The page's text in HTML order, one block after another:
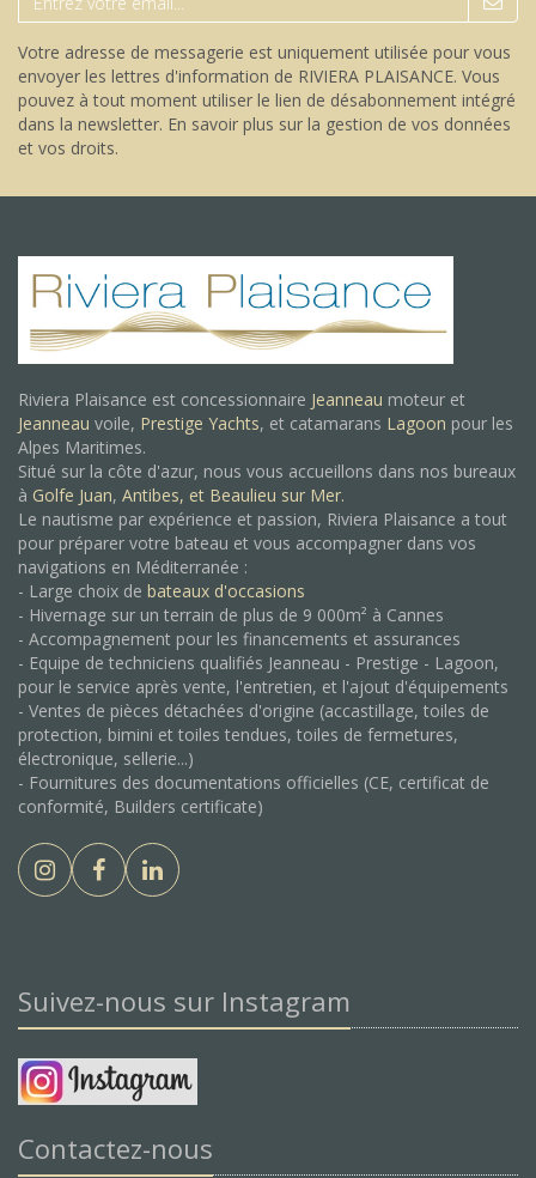
Votre adresse de messagerie est uniquement utilisée pour vous
envoyer les lettres d'information de RIVIERA PLAISANCE. Vous
pouvez à tout moment utiliser le lien de désabonnement intégré
dans la newsletter. En savoir plus sur la gestion de vos données
et vos droits.
Riviera Plaisance est concessionnaire Jeanneau moteur et
Jeanneau voile, Prestige Yachts, et catamarans Lagoon pour les
Alpes Maritimes.
Situé sur la côte d'azur, nous vous accueillons dans nos bureaux
à Golfe Juan, Antibes, et Beaulieu sur Mer.
Le nautisme par expérience et passion, Riviera Plaisance a tout
pour préparer votre bateau et vous accompagner dans vos
navigations en Méditerranée :
- Large choix de bateaux d'occasions
- Hivernage sur un terrain de plus de 9 000m² à Cannes
- Accompagnement pour les financements et assurances
- Equipe de techniciens qualifiés Jeanneau - Prestige - Lagoon,
pour le service après vente, l'entretien, et l'ajout d'équipements
- Ventes de pièces détachées d'origine (accastillage, toiles de
protection, bimini et toiles tendues, toiles de fermetures,
électronique, sellerie...)
- Fournitures des documentations officielles (CE, certificat de
conformité, Builders certificate)
Suivez-nous sur Instagram
Contactez-nous